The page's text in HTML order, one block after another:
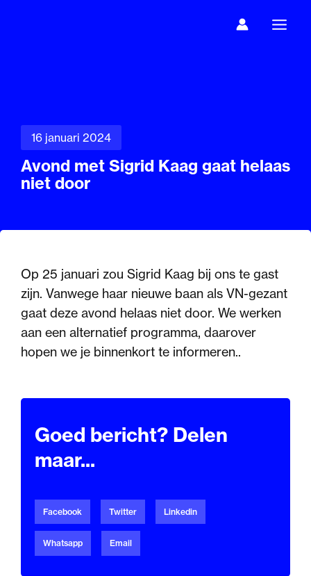
16 januari 2024
Avond met Sigrid Kaag gaat helaas
niet door
Op 25 januari zou Sigrid Kaag bij ons te gast
zijn. Vanwege haar nieuwe baan als VN-gezant
gaat deze avond helaas niet door. We werken
aan een alternatief programma, daarover
hopen we je binnenkort te informeren..
Goed bericht? Delen
maar...
Facebook Twitter Linkedin
Whatsapp Email